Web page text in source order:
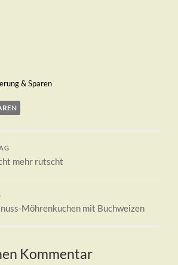
& Sparen
mehr rutscht
Möhrenkuchen mit Buchweizen
Kommentar